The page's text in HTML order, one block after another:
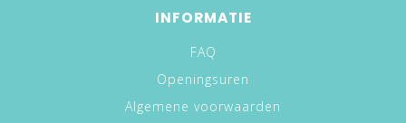
INFORMATIE
FAQ
Openingsuren
Algemene voorwaarden